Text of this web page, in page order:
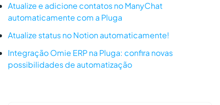
Atualize e adicione contatos no ManyChat
automaticamente com a Pluga
Atualize status no Notion automaticamente!
Integração Omie ERP na Pluga: confira novas
possibilidades de automatização